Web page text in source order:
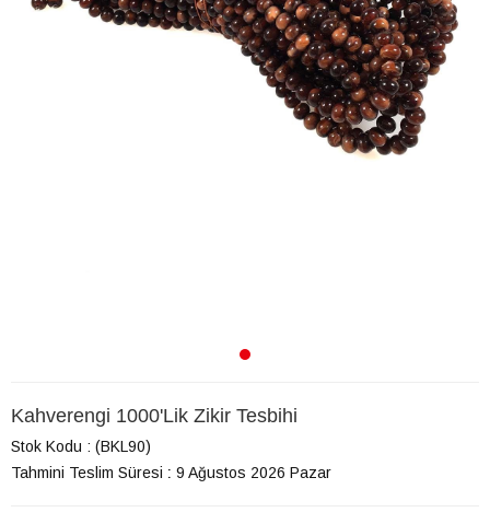
Kahverengi 1000'Lik Zikir Tesbihi
Stok Kodu
(BKL90)
Tahmini Teslim Süresi : 9 Ağustos 2026 Pazar